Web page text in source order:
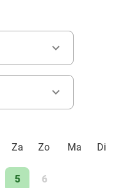
Za Zo
5 6
Ma
Di